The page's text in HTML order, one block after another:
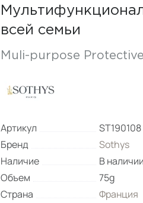
всей семьи
Muli-purpose
Артикул
ST190108
Бренд
Sothys
Наличие
В наличии
Объем
75g
Страна
Франция